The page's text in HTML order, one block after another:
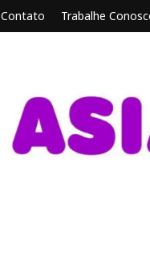
Contato Trabalhe